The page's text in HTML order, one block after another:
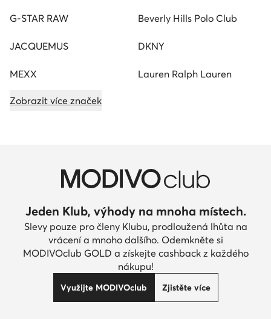
G-STAR RAW Beverly Hills Polo Club
JACQUEMUS DKNY
MEXX Lauren Ralph Lauren
Zobrazit více značek
Jeden Klub, výhody na mnoha místech.
Slevy pouze pro členy Klubu, prodloužená lhůta na
vrácení a mnoho dalšího. Odemkněte si
MODIVOclub GOLD a získejte cashback z každého
nákupu!
Využijte MODIVOclub Zjistěte více